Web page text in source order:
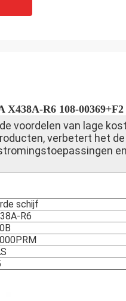
X438A-R6 108-00369+F2
voordelen van lage
verbetert het
schijf
R6